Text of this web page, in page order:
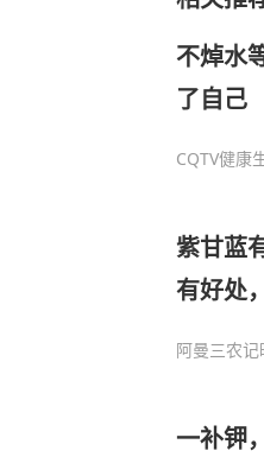
不焯水
了自己
CQTV健康
紫甘蓝
有好处
阿曼三农记
一补钾